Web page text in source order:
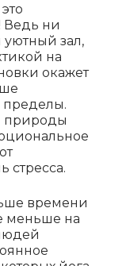
Ведь ни
зал,
на
окажет
пределы.
природы
стресса.
времени
меньше на